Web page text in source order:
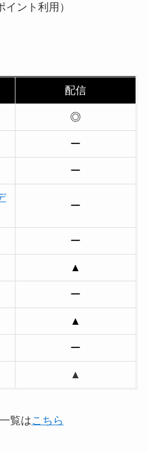
ント利用）
配信
◎
ー
ー
ー
ー
▲
ー
▲
ー
▲
覧はこちら